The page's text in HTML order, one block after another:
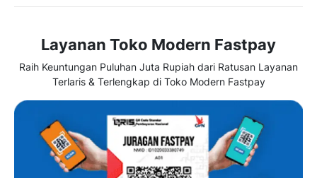
Layanan Toko Modern Fastpay
Raih Keuntungan Puluhan Juta Rupiah dari Ratusan Layanan
Terlaris & Terlengkap di Toko Modern Fastpay